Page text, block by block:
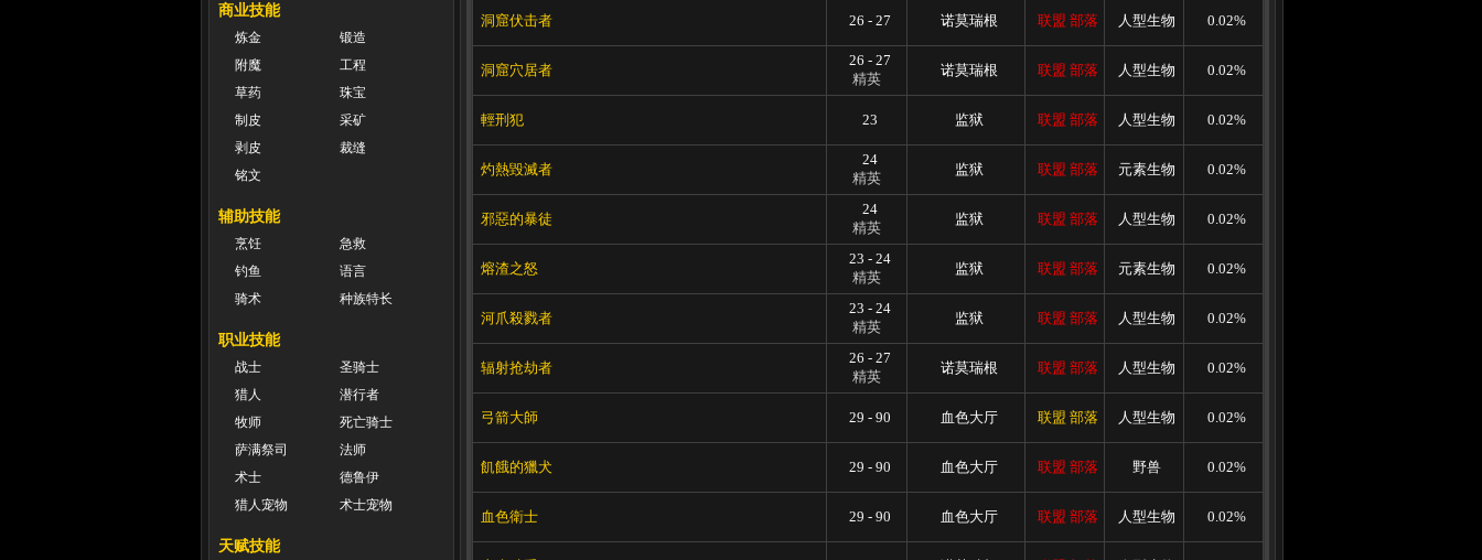
商业技能
炼金
锻造
附魔
工程
草药
珠宝
制皮
采矿
剥皮
裁缝
铭文
辅助技能
烹饪
急救
钓鱼
语言
骑术
种族特长
职业技能
战士
圣骑士
猎人
潜行者
牧师
死亡骑士
萨满祭司
法师
术士
德鲁伊
猎人宠物
术士宠物
天赋技能
洞窟伏击者 26 - 27 诺莫瑞根 联盟 部落 人型生物 0.02%
洞窟穴居者
26 - 27
精英
诺莫瑞根 联盟 部落 人型生物 0.02%
輕刑犯 23 监狱 联盟 部落 人型生物 0.02%
灼熱毀滅者
24
精英
监狱 联盟 部落 元素生物 0.02%
邪惡的暴徒
24
精英
监狱 联盟 部落 人型生物 0.02%
熔渣之怒
23 - 24
精英
监狱 联盟 部落 元素生物 0.02%
河爪殺戮者
23 - 24
精英
监狱 联盟 部落 人型生物 0.02%
辐射抢劫者
26 - 27
精英
诺莫瑞根 联盟 部落 人型生物 0.02%
弓箭大師 29 - 90 血色大厅 联盟 部落 人型生物 0.02%
飢餓的獵犬 29 - 90 血色大厅 联盟 部落 野兽 0.02%
血色衛士 29 - 90 血色大厅 联盟 部落 人型生物 0.02%